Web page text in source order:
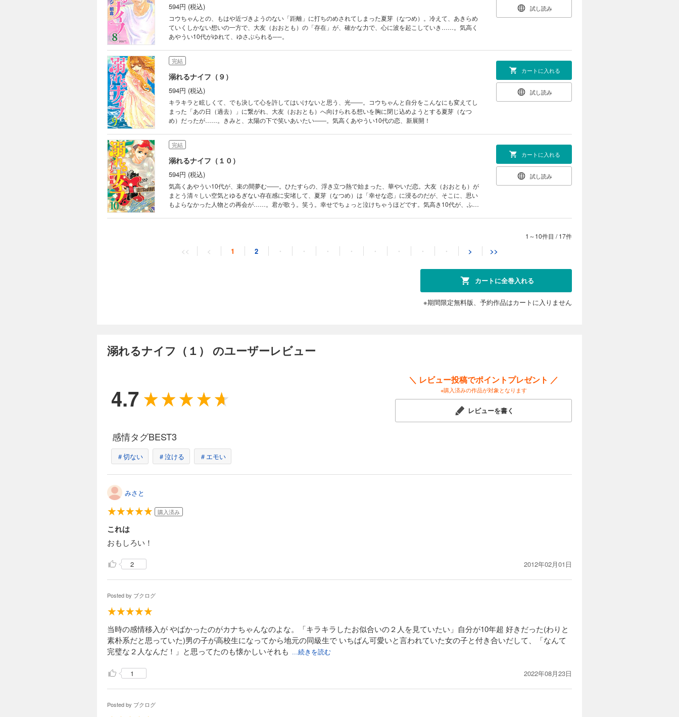
594円 (税込)
コウちゃんとの、もはや近づきようのない「距離」に打ちのめされてしまった夏芽（なつめ）。冷えて、あきらめ
ていくしかない想いの一方で、大友（おおとも）の「存在」が、確かな力で、心に波を起こしていき……。気高く
あやうい10代がゆれて、ゆさぶられる──。
試し読み
完結
溺れるナイフ（９）
594円 (税込)
キラキラと眩しくて、でも決して心を許してはいけないと思う、光――。コウちゃんと自分をこんなにも変えてし
まった「あの日（過去）」に繋がれ、大友（おおとも）へ向けられる想いを胸に閉じ込めようとする夏芽（なつ
め）だったが……。きみと、太陽の下で笑いあいたい――。気高くあやうい10代の恋、新展開！
カートに入れる
試し読み
完結
溺れるナイフ（１０）
594円 (税込)
気高くあやうい10代が、束の間夢む――。ひたすらの、浮き立つ熱で始まった、華やいだ恋。大友（おおとも）が
まとう清々しい空気とゆるぎない存在感に安堵して、夏芽（なつめ）は「幸せな恋」に浸るのだが、そこに、思い
もよらなかった人物との再会が……。君が歌う。笑う。幸せでちょっと泣けちゃうほどです。気高き10代が、ふた
カートに入れる
試し読み
溺れるナイフ（１１）
594円 (税込)
お前のことは、全部わかる－－。少年たちの葛藤を描く新展開！なにもかもが癇に障った。目を逸らすことのでき
ない「存在（光）」に強烈に引かれた。最初から、そうだった－－。長谷川家の財産を狙う母親とコウの家に入り
込んだ従弟の桜司は、酷薄なコウの態度に苛立つが……。気高くあやうい10代が、新たに出会う。展開の第11弾!!
カートに入れる
キスや、手と手が重なるたびに、2人を行き交い、高まる熱――。大友（おおとも）との、甘く親密な出来事（未
完結
笑って、信じて。この大切な手の熱をきっと離さないでいよう－－。別々の高校生活、勢いがつき始めた夏芽の仕
事。めまぐるしい流れにとりまかれながら、夏芽は大友との絆を、より確かに結ぼうと決めて…。気高くあやうい
十代の物語！！
594円 (税込)
溺れるナイフ（１５）
訪れた大きな仕事。夏芽（なつめ）はコウに一緒に上京を望むが、コウは静かに、それを拒んだ。そんなコウの周
囲でも、不穏な空気がくすぶり始め……。気高くあやうい十代の魂がほとばしる！！
完結
また炎の夢をみた。コウちゃんは戻れる。わたしは、そう信じる。――その胸のうちを知るために、コウを捜しに
試し読み
1～10件目 /17件
<< < 1 2 ・ ・ ・ ・ ・ ・ ・ ・ > >>
カートに全巻入れる
※期間限定無料版、予約作品はカートに入りません
溺れるナイフ（１） のユーザーレビュー
4.7
＼ レビュー投稿でポイントプレゼント ／
※購入済みの作品が対象となります
レビューを書く
感情タグBEST3
＃切ない ＃泣ける ＃エモい
みさと
購入済み
これは
おもしろい！
2 2012年02月01日
Posted by ブクログ
当時の感情移入が やばかったのがカナちゃんなのよな。「キラキラしたお似合いの２人を見ていたい」自分が10年超 好きだった(わりと
素朴系だと思っていた)男の子が高校生になってから地元の同級生で いちばん可愛いと言われていた女の子と付き合いだして、「なんて
完璧な２人なんだ！」と思ってたのも懐かしいそれも ...続きを読む
1 2022年08月23日
Posted by ブクログ